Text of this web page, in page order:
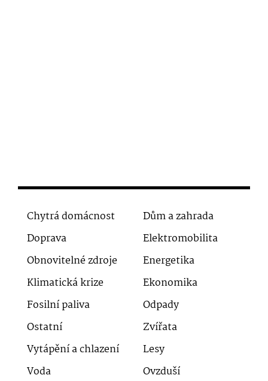
Chytrá domácnost
Dům a zahrada
Doprava
Elektromobilita
Obnovitelné zdroje
Energetika
Klimatická krize
Ekonomika
Fosilní paliva
Odpady
Ostatní
Zvířata
Vytápění a chlazení
Lesy
Voda
Ovzduší